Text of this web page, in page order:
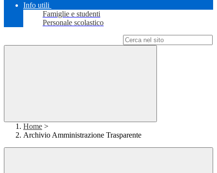
Info utili
Famiglie e studenti
Personale scolastico
Home >
Archivio Amministrazione Trasparente